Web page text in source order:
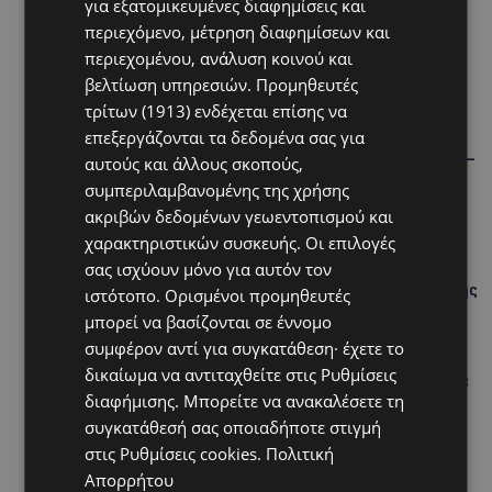
Hot this week
STORIES
ΓΕΝΕΘΛΙΟΣ ΗΜΕΡΑ: Η ηλικία είναι μόνο ένας αριθμός –
Οι άνθρωποι και οι στιγμές είναι η πραγματική μας
ιστορία
STORIES
ΕΛΕΝΑ ΑΝΤΩΝΙΑΔΟΥ: Αγώνας ζωής για τη 37χρονη
μητέρα τριών παιδιών – Έρανος για τη θεραπεία της
στην Αγγλία
UPDATES
ΚΑΤΑΓΓΕΛΙΑ: Για άνδρα που φέρεται να παρενοχλούσε
γυναίκες στο Δασούδι – Σε εξέλιξη οι αστυνομικές
έρευνες
UPDATES
για εξατομικευμένες διαφημίσεις και
περιεχόμενο, μέτρηση διαφημίσεων και
περιεχομένου, ανάλυση κοινού και
βελτίωση υπηρεσιών. Προμηθευτές
τρίτων (1913) ενδέχεται επίσης να
επεξεργάζονται τα δεδομένα σας για
αυτούς και άλλους σκοπούς,
συμπεριλαμβανομένης της χρήσης
ακριβών δεδομένων γεωεντοπισμού και
χαρακτηριστικών συσκευής. Οι επιλογές
σας ισχύουν μόνο για αυτόν τον
ιστότοπο. Ορισμένοι προμηθευτές
μπορεί να βασίζονται σε έννομο
συμφέρον αντί για συγκατάθεση· έχετε το
δικαίωμα να αντιταχθείτε στις Ρυθμίσεις
διαφήμισης. Μπορείτε να ανακαλέσετε τη
συγκατάθεσή σας οποιαδήποτε στιγμή
στις Ρυθμίσεις cookies. Πολιτική
Απορρήτου